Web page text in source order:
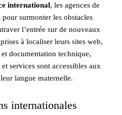
international, les agences de
surmonter les obstacles
l’entrée sur de nouveaux
à localiser leurs sites web,
documentation technique,
services sont accessibles aux
langue maternelle.
internationales